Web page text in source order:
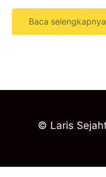
Baca selengkapnya
© Laris